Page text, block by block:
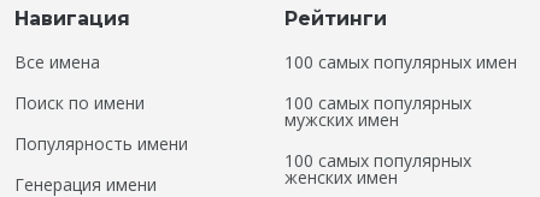
Навигация
Все имена
Поиск по имени
Популярность имени
Генерация имени
Рейтинги
100 самых популярных имен
100 самых популярных
мужских имен
100 самых популярных
женских имен